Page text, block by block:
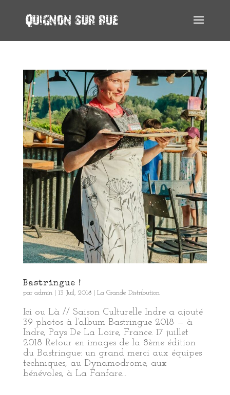
Bastringue !
par admin| 13 Juil, 2018| La Grande Distribution
Ici ou Là // Saison Culturelle Indre a ajouté
39 photos à l’album Bastringue 2018 — à
Indre, Pays De La Loire, France. 17 juillet
2018 Retour en images de la 8ème édition
du Bastringue: un grand merci aux équipes
techniques, au Dynamodrome, aux
bénévoles, à La Fanfare...